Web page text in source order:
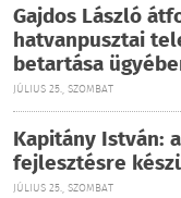
Gajdos László
hatvanpusztai
betartása
JÚLIUS 25., SZOMBAT
Kapitány István:
fejlesztésre
JÚLIUS 25., SZOMBAT